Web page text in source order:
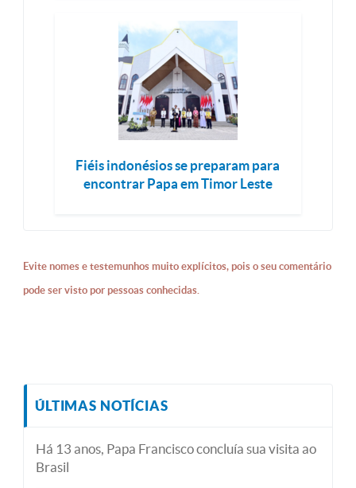
Fiéis indonésios se preparam para
encontrar Papa em Timor Leste
Evite nomes e testemunhos muito explícitos, pois o seu comentário
pode ser visto por pessoas conhecidas.
ÚLTIMAS NOTÍCIAS
Há 13 anos, Papa Francisco concluía sua visita ao
Brasil